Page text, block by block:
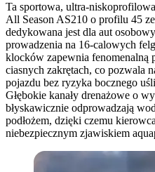
Ta sportowa, ultra-
All Season AS210 o profilu 45
dedykowana jest dla aut
prowadzenia na 16-calowych
klocków zapewnia fenomenalną
ciasnych zakrętach, co pozwala
pojazdu bez ryzyka bocznego
Głębokie kanały drenażowe o
błyskawicznie odprowadzają
podłożem, dzięki czemu
niebezpiecznym zjawiskiem